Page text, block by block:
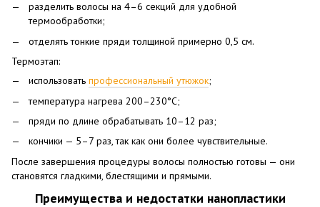
разделить волосы на 4–6 секций для удобной
термообработки;
отделять тонкие пряди толщиной примерно 0,5 см.
Термоэтап:
использовать профессиональный утюжок;
температура нагрева 200–230°C;
пряди по длине обрабатывать 10–12 раз;
кончики — 5–7 раз, так как они более чувствительные.
После завершения процедуры волосы полностью готовы — они
становятся гладкими, блестящими и прямыми.
Преимущества и недостатки нанопластики